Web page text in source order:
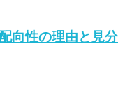
向性の理由と見分